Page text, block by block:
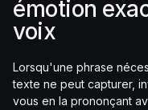
émotion
voix
Lorsqu'une phrase
texte ne peut capturer,
vous en la prononçant